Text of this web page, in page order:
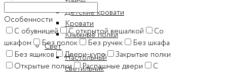
Детские кровати
Кровати
Книжные полки
Свет
Настольный
светильник
Особенности
C обувницей
C открытой вешалкой
Cо
шкафом
Без полок Без ручек
Без шкафа
Без ящиков
Двери-купе
Закрытые полки
Открытые полки
Распашные двери
С